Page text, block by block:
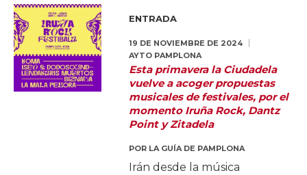
ENTRADA
19 DE NOVIEMBRE DE 2024
AYTO PAMPLONA
Esta primavera la Ciudadela
vuelve a acoger propuestas
musicales de festivales, por el
momento Iruña Rock, Dantz
Point y Zitadela
POR LA GUÍA DE PAMPLONA
Irán desde la música